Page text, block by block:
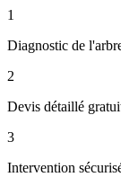
1
Diagnostic de
2
Devis détaillé
3
Intervention